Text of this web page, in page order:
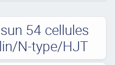
54 cellules
N-type/HJT